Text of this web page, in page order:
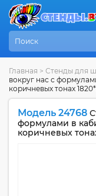
Главная > Стенды для
вокруг нас с
коричневых тонах
Модель 24768
формулами в
коричневых